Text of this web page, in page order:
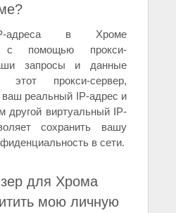
адреса в Хроме
с помощью прокси-
запросы и данные
этот прокси-сервер,
ваш реальный IP-адрес и
другой виртуальный IP-
сохранить вашу
в сети.
для Хрома
мою личную